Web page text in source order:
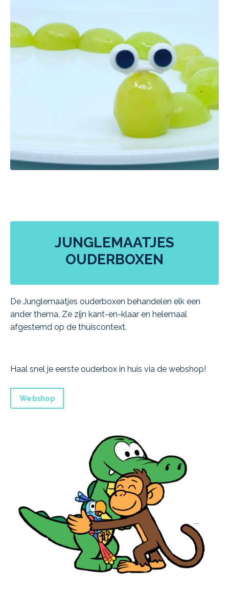
JUNGLEMAATJES
OUDERBOXEN
De Junglemaatjes ouderboxen behandelen elk een
ander thema. Ze zijn kant-en-klaar en helemaal
afgestemd op de thuiscontext.
Haal snel je eerste ouderbox in huis via de webshop!
Webshop